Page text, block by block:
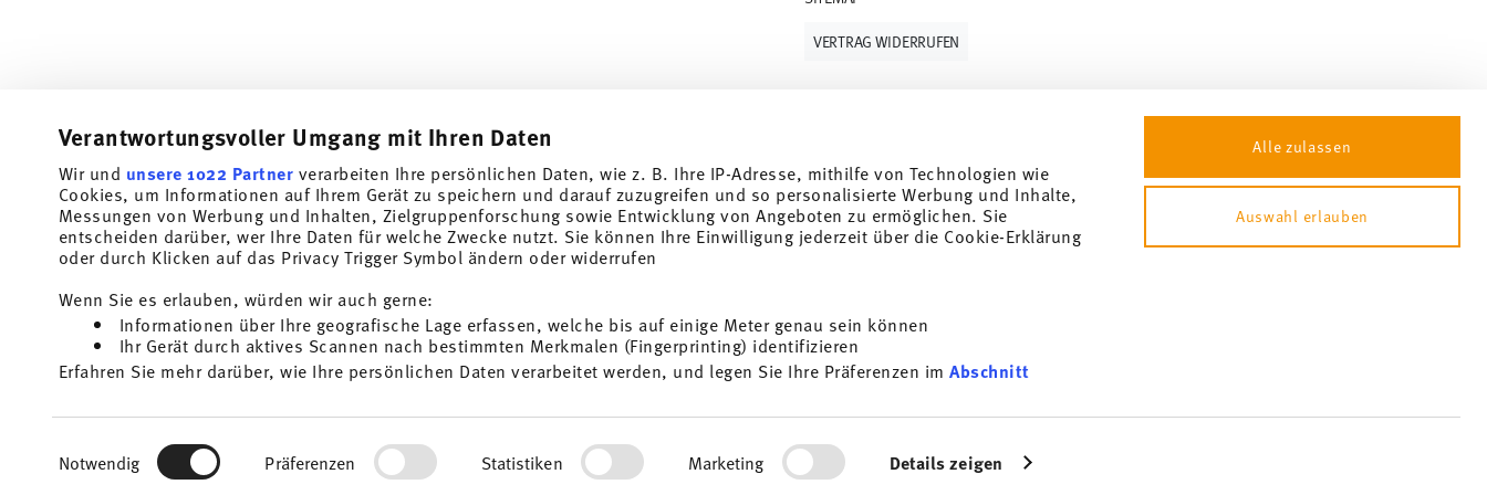
Verantwortungsvoller Umgang mit Ihren Daten
Wir und unsere 1022 Partner verarbeiten Ihre persönlichen Daten, wie z. B. Ihre IP-Adresse, mithilfe von Technologien wie
Cookies, um Informationen auf Ihrem Gerät zu speichern und darauf zuzugreifen und so personalisierte Werbung und Inhalte,
Messungen von Werbung und Inhalten, Zielgruppenforschung sowie Entwicklung von Angeboten zu ermöglichen. Sie
entscheiden darüber, wer Ihre Daten für welche Zwecke nutzt. Sie können Ihre Einwilligung jederzeit über die Cookie-Erklärung
oder durch Klicken auf das Privacy Trigger Symbol ändern oder widerrufen
Wenn Sie es erlauben, würden wir auch gerne:
Informationen über Ihre geografische Lage erfassen, welche bis auf einige Meter genau sein können
Ihr Gerät durch aktives Scannen nach bestimmten Merkmalen (Fingerprinting) identifizieren
Erfahren Sie mehr darüber, wie Ihre persönlichen Daten verarbeitet werden, und legen Sie Ihre Präferenzen im Abschnitt
die Zugriffe auf unsere Website zu analysieren. Außerdem geben wir Informationen zu Ihrer Verwendung unserer Website an
unsere Partner für soziale Medien, Werbung und Analysen weiter. Unsere Partner führen diese Informationen möglicherweise
Einwilligungsauswahl
Notwendig Präferenzen Statistiken Marketing Details zeigen
Alle zulassen
Auswahl erlauben
VERTRAG WIDERRUFEN
Homepage AGB Datenschutzhinweise Impressum Cookie-Einwilligung ändern
Sie können den Code bei Ihrem nächsten Einkauf direkt im Bestellprozess eingeben. Eine Kombination mit anderen Gutscheinen/ Rabattaktionen ist nicht möglich. Der Gutschein ist nicht im Nachhinein verrechenbar.
© 2025 Rosenthal GmbH. All rights reserved
2.3.8
Abonniere unseren Newsletter und erhalte einen Rabatt im Wert von 10%!
Halte Dich über Neuigkeiten, Trends und Sonderangebote auf
dem Laufenden.
Insert your email to register for the newsletters
ANMELDENi